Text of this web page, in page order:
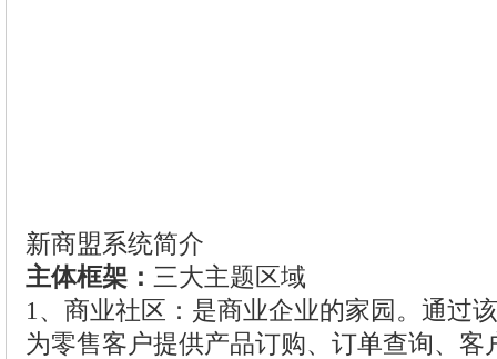
新商盟系统简介
主体框架： 三大主题区域
1、商业社区：是商业企业的家园。通过
为零售客户提供产品订购、订单查询、客